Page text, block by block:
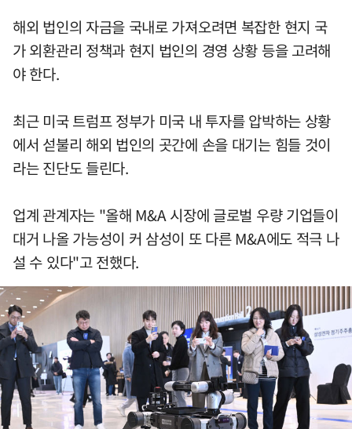
해외 법인의 자금을 국내로 가져오려면 복잡한 현지 국
가 외환관리 정책과 현지 법인의 경영 상황 등을 고려해
야 한다.
최근 미국 트럼프 정부가 미국 내 투자를 압박하는 상황
에서 섣불리 해외 법인의 곳간에 손을 대기는 힘들 것이
라는 진단도 들린다.
업계 관계자는 "올해 M&A 시장에 글로벌 우량 기업들이
대거 나올 가능성이 커 삼성이 또 다른 M&A에도 적극 나
설 수 있다"고 전했다.